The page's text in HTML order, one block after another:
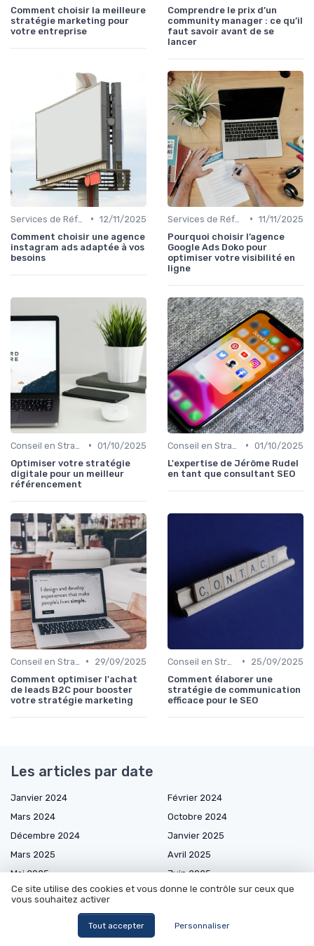
Comment choisir la meilleure
stratégie marketing pour
votre entreprise
Comprendre le prix d’un
community manager : ce qu’il
faut savoir avant de se
lancer
• 12/11/2025
Comment choisir une agence
instagram ads adaptée à vos
besoins
• 11/11/2025
Pourquoi choisir l’agence
Google Ads Doko pour
optimiser votre visibilité en
ligne
• 01/10/2025
Optimiser votre stratégie
digitale pour un meilleur
référencement
• 01/10/2025
L'expertise de Jérôme Rudel
en tant que consultant SEO
•
29/09/2025
Comment optimiser l'achat
de leads B2C pour booster
votre stratégie marketing
•
25/09/2025
Comment élaborer une
stratégie de communication
efficace pour le SEO
Les articles par date
Janvier 2024
Février 2024
Mars 2024
Octobre 2024
Décembre 2024
Janvier 2025
Mars 2025
Avril 2025
Mai 2025
Juin 2025
Juillet 2025
Août 2025
Septembre 2025
Décembre 2025
Ce site utilise des cookies et vous donne le contrôle sur ceux que
vous souhaitez activer
Tout accepter Personnaliser